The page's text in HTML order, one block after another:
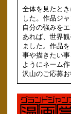
全体を見たと
した。作品ジ
自分の強みを
あれば、世界
ました。作品
事や描きたい
ようにネーム
沢山のご応募お